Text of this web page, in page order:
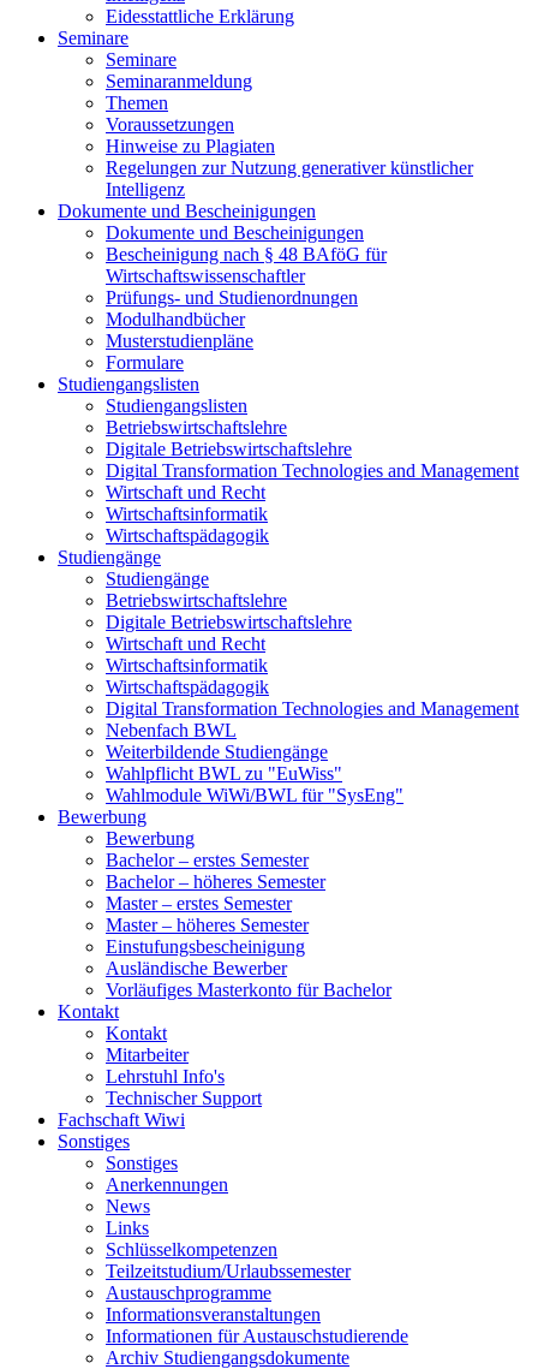
Eidesstattliche Erklärung
Seminare
Seminare
Seminaranmeldung
Themen
Voraussetzungen
Hinweise zu Plagiaten
Regelungen zur Nutzung generativer künstlicher
Intelligenz
Dokumente und Bescheinigungen
Dokumente und Bescheinigungen
Bescheinigung nach § 48 BAföG für
Wirtschaftswissenschaftler
Prüfungs- und Studienordnungen
Modulhandbücher
Musterstudienpläne
Formulare
Studiengangslisten
Studiengangslisten
Betriebswirtschaftslehre
Digitale Betriebswirtschaftslehre
Digital Transformation Technologies and Management
Wirtschaft und Recht
Wirtschaftsinformatik
Wirtschaftspädagogik
Studiengänge
Studiengänge
Betriebswirtschaftslehre
Digitale Betriebswirtschaftslehre
Wirtschaft und Recht
Wirtschaftsinformatik
Wirtschaftspädagogik
Digital Transformation Technologies and Management
Nebenfach BWL
Weiterbildende Studiengänge
Wahlpflicht BWL zu "EuWiss"
Wahlmodule WiWi/BWL für "SysEng"
Bewerbung
Bewerbung
Bachelor – erstes Semester
Bachelor – höheres Semester
Master – erstes Semester
Master – höheres Semester
Einstufungsbescheinigung
Ausländische Bewerber
Vorläufiges Masterkonto für Bachelor
Kontakt
Kontakt
Mitarbeiter
Lehrstuhl Info's
Technischer Support
Fachschaft Wiwi
Sonstiges
Sonstiges
Anerkennungen
News
Links
Schlüsselkompetenzen
Teilzeitstudium/Urlaubssemester
Austauschprogramme
Informationsveranstaltungen
Informationen für Austauschstudierende
Archiv Studiengangsdokumente